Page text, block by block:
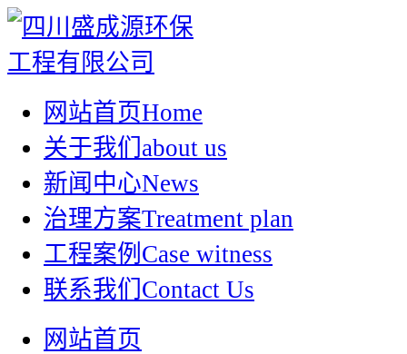
网站首页Home
关于我们 about us
新闻中心News
治理方案Treatment plan
工程案例 Case witness
联系我们 Contact Us
网站首页